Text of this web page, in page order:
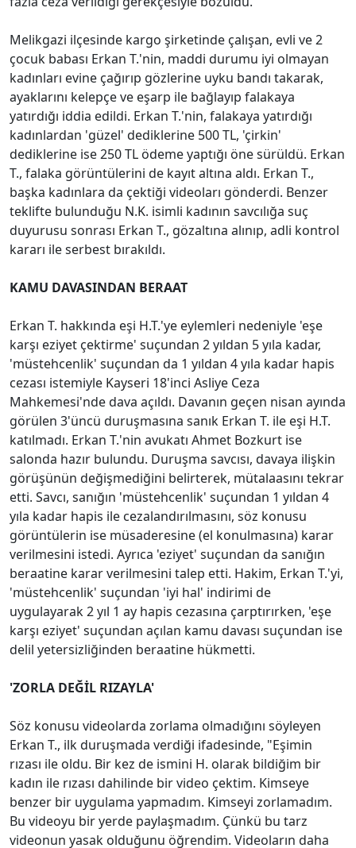
Melikgazi ilçesinde kargo şirketinde çalışan, evli ve 2
çocuk babası Erkan T.'nin, maddi durumu iyi olmayan
kadınları evine çağırıp gözlerine uyku bandı takarak,
ayaklarını kelepçe ve eşarp ile bağlayıp falakaya
yatırdığı iddia edildi. Erkan T.'nin, falakaya yatırdığı
kadınlardan 'güzel' dediklerine 500 TL, 'çirkin'
dediklerine ise 250 TL ödeme yaptığı öne sürüldü. Erkan
T., falaka görüntülerini de kayıt altına aldı. Erkan T.,
başka kadınlara da çektiği videoları gönderdi. Benzer
teklifte bulunduğu N.K. isimli kadının savcılığa suç
duyurusu sonrası Erkan T., gözaltına alınıp, adli kontrol
kararı ile serbest bırakıldı.
KAMU DAVASINDAN BERAAT
Erkan T. hakkında eşi H.T.'ye eylemleri nedeniyle 'eşe
karşı eziyet çektirme' suçundan 2 yıldan 5 yıla kadar,
'müstehcenlik' suçundan da 1 yıldan 4 yıla kadar hapis
cezası istemiyle Kayseri 18'inci Asliye Ceza
Mahkemesi'nde dava açıldı. Davanın geçen nisan ayında
görülen 3'üncü duruşmasına sanık Erkan T. ile eşi H.T.
katılmadı. Erkan T.'nin avukatı Ahmet Bozkurt ise
salonda hazır bulundu. Duruşma savcısı, davaya ilişkin
görüşünün değişmediğini belirterek, mütalaasını tekrar
etti. Savcı, sanığın 'müstehcenlik' suçundan 1 yıldan 4
yıla kadar hapis ile cezalandırılmasını, söz konusu
görüntülerin ise müsaderesine (el konulmasına) karar
verilmesini istedi. Ayrıca 'eziyet' suçundan da sanığın
beraatine karar verilmesini talep etti. Hakim, Erkan T.'yi,
'müstehcenlik' suçundan 'iyi hal' indirimi de
uygulayarak 2 yıl 1 ay hapis cezasına çarptırırken, 'eşe
karşı eziyet' suçundan açılan kamu davası suçundan ise
delil yetersizliğinden beraatine hükmetti.
'ZORLA DEĞİL RIZAYLA'
Söz konusu videolarda zorlama olmadığını söyleyen
Erkan T., ilk duruşmada verdiği ifadesinde, "Eşimin
rızası ile oldu. Bir kez de ismini H. olarak bildiğim bir
kadın ile rızası dahilinde bir video çektim. Kimseye
benzer bir uygulama yapmadım. Kimseyi zorlamadım.
Bu videoyu bir yerde paylaşmadım. Çünkü bu tarz
videonun yasak olduğunu öğrendim. Videoların daha